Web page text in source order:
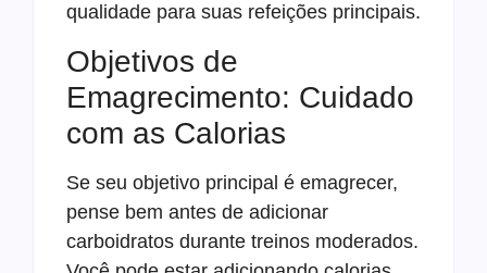
qualidade para suas refeições principais.
Objetivos de
Emagrecimento: Cuidado
com as Calorias
Se seu objetivo principal é emagrecer,
pense bem antes de adicionar
carboidratos durante treinos moderados.